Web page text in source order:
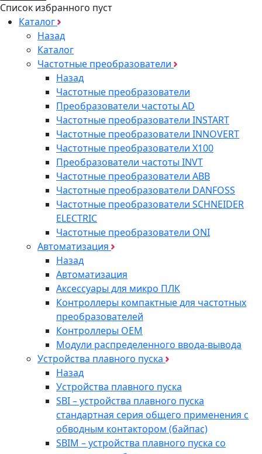
Список избранного пуст
Каталог
Назад
Каталог
Частотные преобразователи
Назад
Частотные преобразователи
Преобразователи частоты AD
Частотные преобразователи INSTART
Частотные преобразователи INNOVERT
Частотные преобразователи Х100
Преобразователи частоты INVT
Частотные преобразователи ABB
Частотные преобразователи DANFOSS
Частотные преобразователи SCHNEIDER
ELECTRIC
Частотные преобразователи ONI
Автоматизация
Назад
Автоматизация
Аксессуары для микро ПЛК
Контроллеры компактные для частотных
преобразователей
Контроллеры ОЕМ
Модули распределенного ввода-вывода
Устройства плавного пуска
Назад
Устройства плавного пуска
SBI – устройства плавного пуска
стандартная серия общего применения с
обводным контактором (байпас)
SBIM – устройства плавного пуска со